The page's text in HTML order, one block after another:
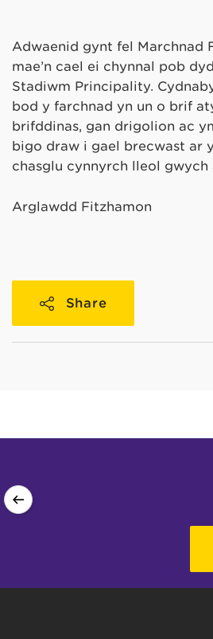
Adwaenid gynt fel Marchnad
mae’n cael ei chynnal pob
Stadiwm Principality.
bod y farchnad yn un o brif
brifddinas, gan drigolion ac
bigo draw i gael brecwast ar
chasglu cynnyrch lleol gwych
Arglawdd Fitzhamon
Share